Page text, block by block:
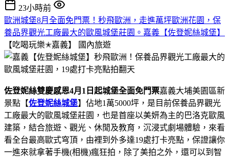
23小時前
歐洲城堡8月全面免門票！秒飛歐洲，走進萬坪歐洲花園，保
養品界觀光工廠最大的歐風城堡莊園。嘉義【佐登妮絲城堡】
【吃喝玩樂✭嘉義】
國內旅遊
佐登妮絲雙慶感恩4月1日起城堡全面免門票嘉義大埔美園區新
景點【佐登妮絲城堡】佔地1萬5000坪，是目前保養品界觀光
工廠最大的歐風城堡莊園，也是首座以美妍為主的巴洛克歐風
建築，結合旅遊、觀光、休閒及教育，沉浸式劇場體驗，來看
看全台最高歐式穹頂，由裡到外多達19處打卡亮點，保證讓你
一進來就拿著手機(相機)瘋狂拍，除了美拍之外，還可以到智